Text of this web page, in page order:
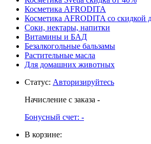
Косметика AFRODITA
Косметика AFRODITA со скидкой
Соки, нектары, напитки
Витамины и БАД
Безалкогольные бальзамы
Растительные масла
Для домашних животных
Статус: Авторизируйтесь
Начисление с заказа -
Бонусный счет: -
В корзине: